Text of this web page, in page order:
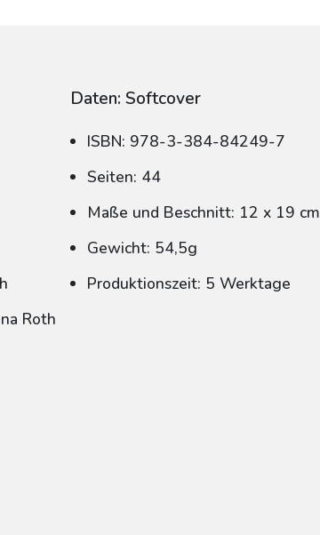
Roth
Daten: Softcover
ISBN: 978-3-384-84249-7
Seiten: 44
Maße und Beschnitt: 12 x 19 cm
Gewicht: 54,5g
Produktionszeit: 5 Werktage